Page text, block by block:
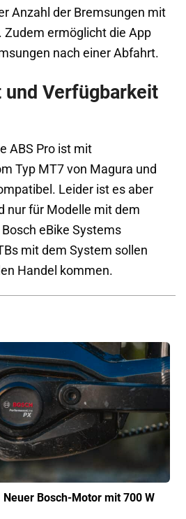
Anzahl der Bremsungen mit
Zudem ermöglicht die App
nach einer Abfahrt.
Verfügbarkeit
ABS Pro ist mit
Typ MT7 von Magura und
Leider ist es aber
nur für Modelle mit dem
eBike Systems
mit dem System sollen
Handel kommen.
Bosch-Motor mit 700 W